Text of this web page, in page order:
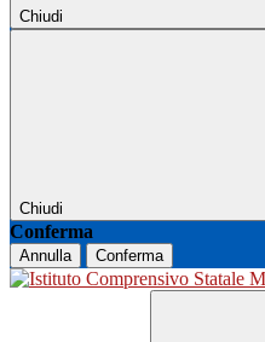
Chiudi
Chiudi
Conferma
Annulla Conferma